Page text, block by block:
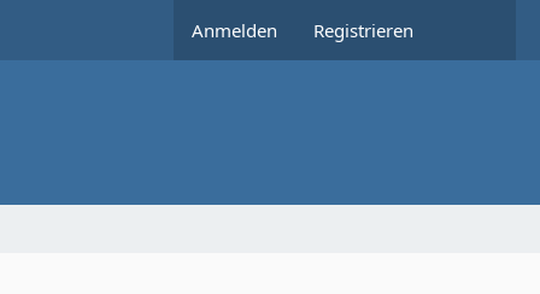
Anmelden Registrieren